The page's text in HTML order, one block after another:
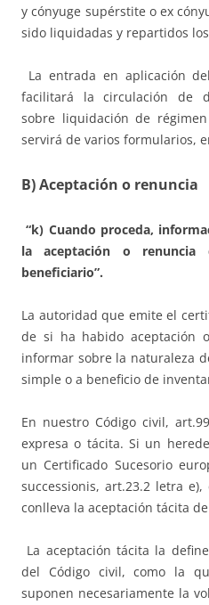
y cónyuge supérstite o ex
sido liquidadas y repartidos
La entrada en aplicación
facilitará la circulación de
sobre liquidación de
servirá de varios formularios,
B) Aceptación o renuncia
“k) Cuando proceda,
la aceptación o
beneficiario”.
La autoridad que emite el
de si ha habido aceptación
informar sobre la naturaleza
simple o a beneficio de
En nuestro Código civil,
expresa o tácita. Si un
un Certificado Sucesorio
successionis, art.23.2 letra
conlleva la aceptación tácita
La aceptación tácita la
del Código civil, como la
suponen necesariamente la